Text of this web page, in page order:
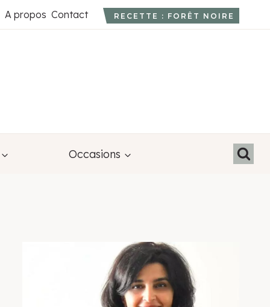
A propos Contact RECETTE : FORÊT NOIRE
Occasions